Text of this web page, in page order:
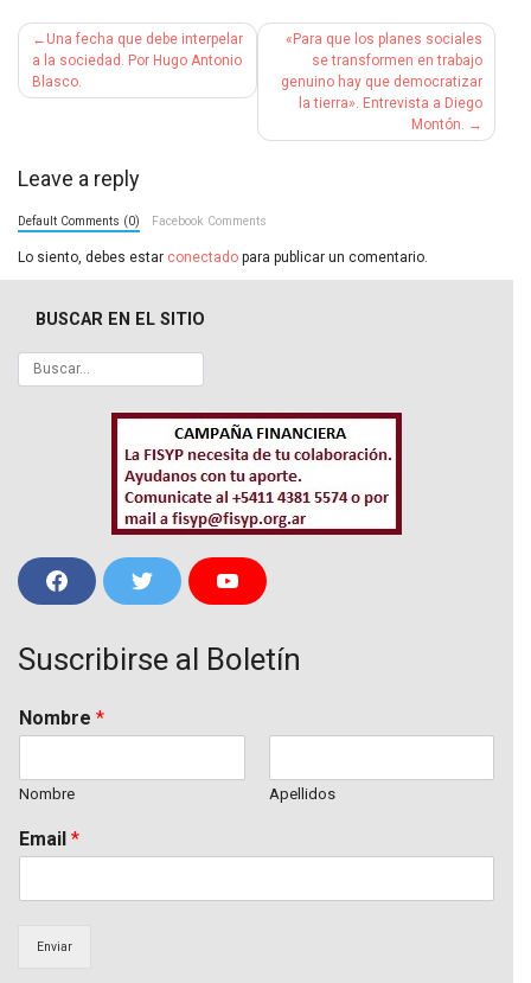
Navegación
de
entradas
Una fecha que debe interpelar
a la sociedad. Por Hugo Antonio
Blasco.
«Para que los planes sociales
se transformen en trabajo
genuino hay que democratizar
la tierra». Entrevista a Diego
Montón.
Leave a reply
Default Comments (0) Facebook Comments
Lo siento, debes estar conectado para publicar un comentario.
BUSCAR EN EL SITIO
F
a
b
k
w
t
Y
o
T
u
Suscribirse al Boletín
Nombre *
Nombre Apellidos
Email *
Enviar